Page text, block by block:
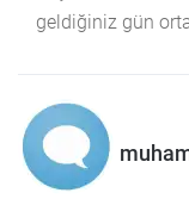
geldiğiniz gün